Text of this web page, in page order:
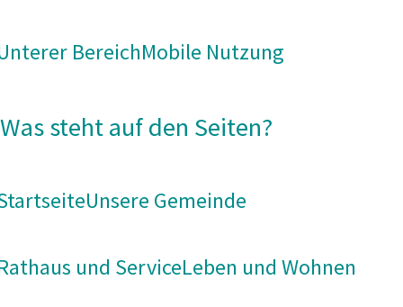
BereichMobile Nutzung
Was steht auf den Seiten?
Unsere Gemeinde
und ServiceLeben und Wohnen